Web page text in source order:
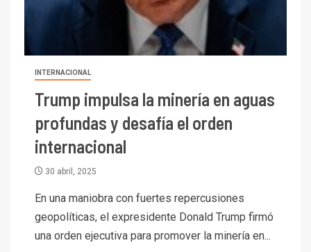
INTERNACIONAL
Trump impulsa la minería en aguas
profundas y desafía el orden
internacional
30 abril, 2025
En una maniobra con fuertes repercusiones
geopolíticas, el expresidente Donald Trump firmó
una orden ejecutiva para promover la minería en...
I+D
BHP proyecta producción de
cobre cercana a 2 millones de
toneladas tras récord en
7 I+D
Codelco reporta Ebitda de US$
6.670 millones y mejora sus
Codelco Ventanas prueba
camión 100% eléctrico para
transportar cátodos al Puerto
de San Antonio